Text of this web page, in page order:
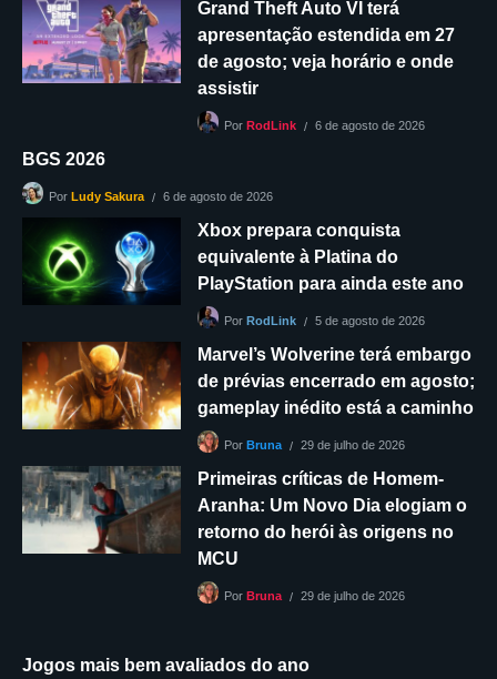
Grand Theft Auto VI terá
apresentação estendida em 27
de agosto; veja horário e onde
assistir
Por RodLink 6 de agosto de 2026
BGS 2026
Por Ludy Sakura 6 de agosto de 2026
Xbox prepara conquista
equivalente à Platina do
PlayStation para ainda este ano
Por RodLink 5 de agosto de 2026
Marvel’s Wolverine terá embargo
de prévias encerrado em agosto;
gameplay inédito está a caminho
Por Bruna 29 de julho de 2026
Primeiras críticas de Homem-
Aranha: Um Novo Dia elogiam o
retorno do herói às origens no
MCU
Por Bruna 29 de julho de 2026
Jogos mais bem avaliados do ano